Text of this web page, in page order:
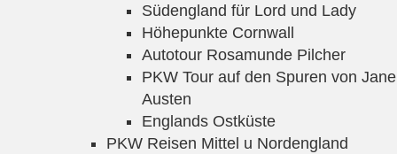
Südengland für Lord und Lady
Höhepunkte Cornwall
Autotour Rosamunde Pilcher
PKW Tour auf den Spuren von Jane
Austen
Englands Ostküste
PKW Reisen Mittel u Nordengland